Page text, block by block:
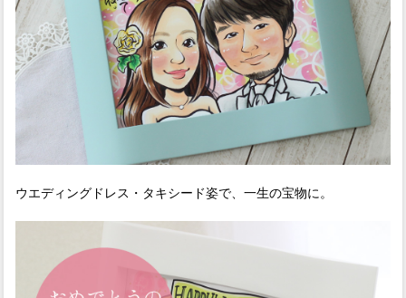
ウエディングドレス・タキシード姿で、一生の宝物に。